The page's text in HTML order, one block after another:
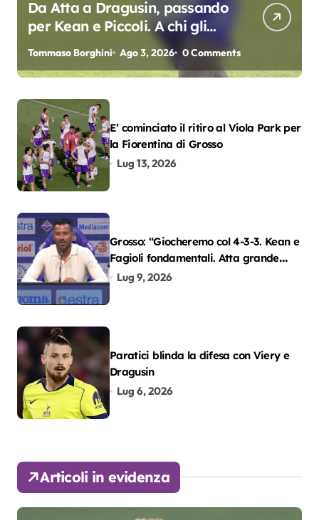
Da Atta a Dragusin, passando
per Kean e Piccoli. A chi gli
oscar del precampionato?
Tommaso Borghini Ago 3, 2026 0 Comments
E’ cominciato il ritiro al Viola Park per
la Fiorentina di Grosso
Lug 13, 2026
Grosso: “Giocheremo col 4-3-3. Kean e
Fagioli fondamentali. Atta grande
colpo”
Lug 9, 2026
Paratici blinda la difesa con Viery e
Dragusin
Lug 6, 2026
Articoli in evidenza